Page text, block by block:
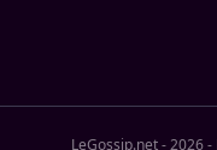
LeGossip.net - 2026-